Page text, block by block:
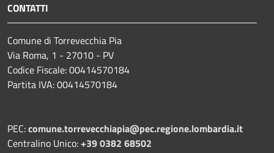
CONTATTI
Comune di Torrevecchia Pia
Via Roma, 1 - 27010 - PV
Codice Fiscale: 00414570184
Partita IVA: 00414570184
PEC:comune.torrevecchiapia@pec.regione.lombardia.it
Centralino Unico:+39 0382 68502